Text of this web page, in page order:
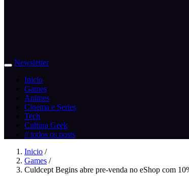
Newsletter
Inicio
Games
Animes
Cinema e Series
Tech
Cultura Geek
// todos os posts
Inicio /
Games /
Culdcept Begins abre pre-venda no eShop com